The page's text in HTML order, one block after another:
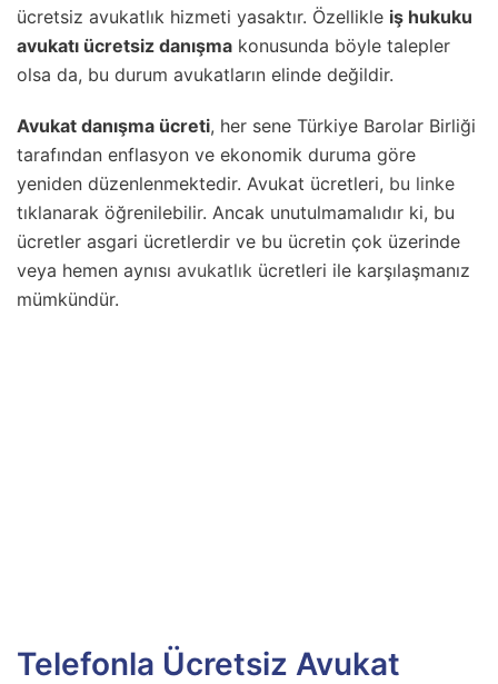
ücretsiz avukatlık hizmeti yasaktır. Özellikle iş hukuku
avukatı ücretsiz danışma konusunda böyle talepler
olsa da, bu durum avukatların elinde değildir.
Avukat danışma ücreti, her sene Türkiye Barolar Birliği
tarafından enflasyon ve ekonomik duruma göre
yeniden düzenlenmektedir. Avukat ücretleri, bu linke
tıklanarak öğrenilebilir. Ancak unutulmamalıdır ki, bu
ücretler asgari ücretlerdir ve bu ücretin çok üzerinde
veya hemen aynısı avukatlık ücretleri ile karşılaşmanız
mümkündür.
Telefonla Ücretsiz Avukat